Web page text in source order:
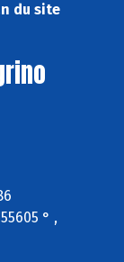
du site
° ,